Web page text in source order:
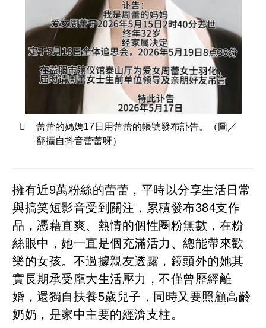
蕾蕾的媽媽17日用蕾蕾的帳號發布訃告。（圖／
翻攝自抖音蕾蕾呀）
擁有近9萬粉絲的蕾蕾，平時以分享生活日常
與搞笑短影音受到關注，累積發布384支作
品，憑藉直爽、熱情的個性圈粉無數，在粉
絲眼中，她一直是個充滿活力、總能帶來歡
樂的女孩。不過據親友透露，鏡頭外的她其
實長期承受龐大生活壓力，不僅曾歷經離
婚，還獨自扶養5歲兒子，同時又要照顧高齡
奶奶，是家中主要的經濟支柱。